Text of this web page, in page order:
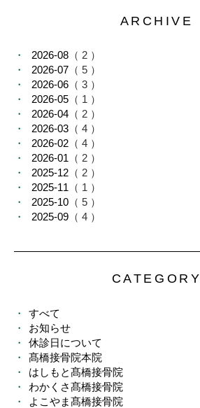
ARCHIVE
2026-08 （ 2 ）
2026-07 （ 5 ）
2026-06 （ 3 ）
2026-05 （ 1 ）
2026-04 （ 2 ）
2026-03 （ 4 ）
2026-02 （ 4 ）
2026-01 （ 2 ）
2025-12 （ 2 ）
2025-11 （ 1 ）
2025-10 （ 5 ）
2025-09 （ 4 ）
CATEGORY
すべて
お知らせ
休診日について
髙橋接骨院本院
はしもと髙橋接骨院
わかくさ髙橋接骨院
よこやま髙橋接骨院